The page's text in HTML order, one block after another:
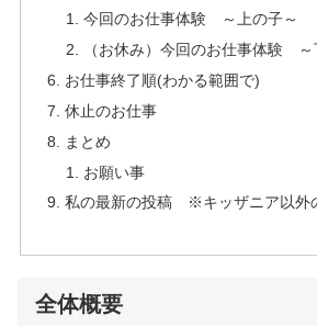
今回のお仕事体験 ～上の子～
（お休み）今回のお仕事体験 ～
お仕事終了順(わかる範囲で)
休止のお仕事
まとめ
お願い事
私の最新の投稿 ※キッザニア以外
全体概要